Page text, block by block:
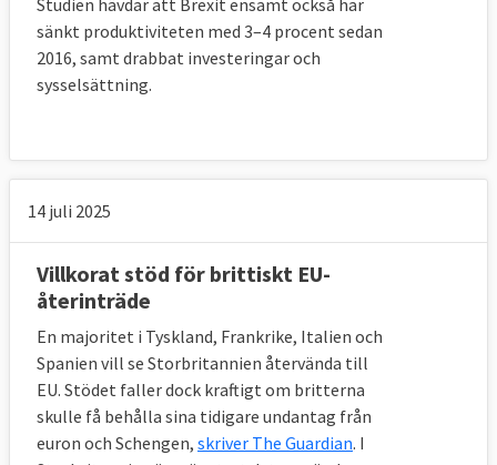
Storbritannien fortsätta betala en viss
summa till EU-budgeten eftersom landet då
fortsätter få tillgång till den inre marknaden
10. Hur har man löst frågan om
En nödlösning där hela Storbritannien
fortsätter i en tullunion med EU om man inte
lyckas hitta någon annan utväg.
brittiska Nordirland har varit den kanske
svåraste att lösa för förhandlarna.
I avtalet har man skrivit in en nödlösning
även omnämnd som reservlösning, på EU-
Studien hävdar att Brexit ensamt också har
sänkt produktiviteten med 3–4 procent sedan
2016, samt drabbat investeringar och
sysselsättning.
14 juli 2025
Villkorat stöd för brittiskt EU-
återinträde
En majoritet i Tyskland, Frankrike, Italien och
Spanien vill se Storbritannien återvända till
EU. Stödet faller dock kraftigt om britterna
skulle få behålla sina tidigare undantag från
euron och Schengen, skriver The Guardian. I